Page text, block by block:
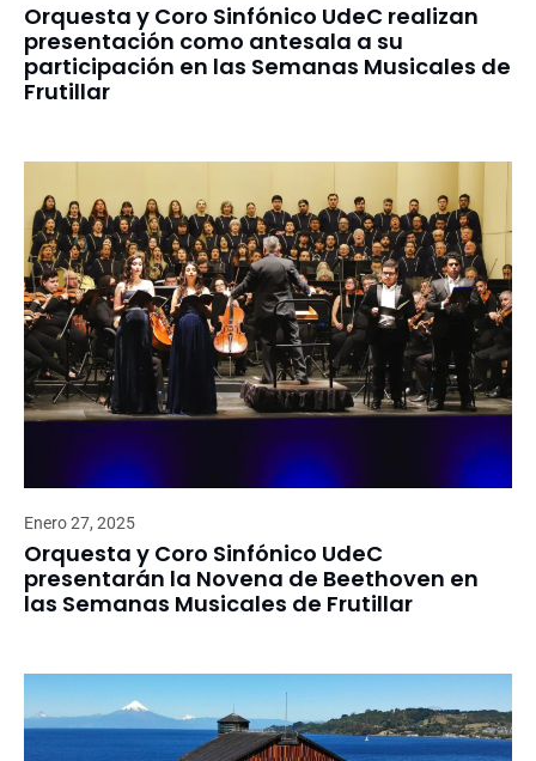
Orquesta y Coro Sinfónico UdeC realizan
presentación como antesala a su
participación en las Semanas Musicales de
Frutillar
Enero 27, 2025
Orquesta y Coro Sinfónico UdeC
presentarán la Novena de Beethoven en
las Semanas Musicales de Frutillar